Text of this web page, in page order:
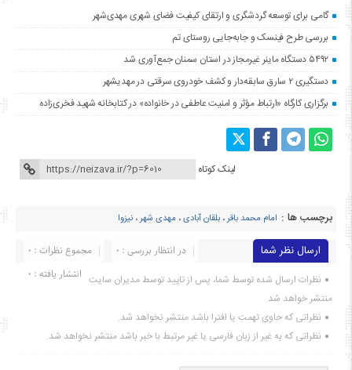
گامی برای توسعه گردشگری و ارتقای کیفیت فضای شهری مهدی‌شهر
بررسی طرح فینسک و جابه‌جایی روستای تم
۵۴۹۲ دستگاه ماینر غیرمجاز در استان سمنان جمع‌آوری شد
دستگیری ۲ سارق سابقه‌دار و کشف خودروی سرقتی در مهدیشهر
برگزاری کارگاه «ارتباط مؤثر و امنیت عاطفی در خانواده» در کتابخانه شهید فخری‌زاده
لینک کوتاه
برچسب ها : امام محمد باقر، بلقان آبادی، مهدی شهر، نیزوا
ارسال نظر شما مجموع نظرات : 0
در انتظار بررسی : 0
انتشار یافته : ۰ نظرات ارسال شده توسط شما، پس از تایید توسط مدیران سایت
منتشر خواهد شد.
نظراتی که حاوی تهمت یا افترا باشد منتشر نخواهد شد.
نظراتی که به غیر از زبان فارسی یا غیر مرتبط با خبر باشد منتشر نخواهد شد.